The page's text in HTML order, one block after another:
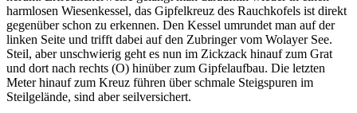
harmlosen Wiesenkessel, das Gipfelkreuz des Rauchkofels ist direkt
gegenüber schon zu erkennen. Den Kessel umrundet man auf der
linken Seite und trifft dabei auf den Zubringer vom Wolayer See.
Steil, aber unschwierig geht es nun im Zickzack hinauf zum Grat
und dort nach rechts (O) hinüber zum Gipfelaufbau. Die letzten
Meter hinauf zum Kreuz führen über schmale Steigspuren im
Steilgelände, sind aber seilversichert.